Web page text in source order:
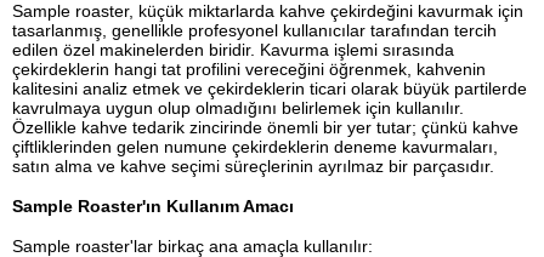
Sample roaster, küçük miktarlarda kahve çekirdeğini kavurmak için
tasarlanmış, genellikle profesyonel kullanıcılar tarafından tercih
edilen özel makinelerden biridir. Kavurma işlemi sırasında
çekirdeklerin hangi tat profilini vereceğini öğrenmek, kahvenin
kalitesini analiz etmek ve çekirdeklerin ticari olarak büyük partilerde
kavrulmaya uygun olup olmadığını belirlemek için kullanılır.
Özellikle kahve tedarik zincirinde önemli bir yer tutar; çünkü kahve
çiftliklerinden gelen numune çekirdeklerin deneme kavurmaları,
satın alma ve kahve seçimi süreçlerinin ayrılmaz bir parçasıdır.
Sample Roaster'ın Kullanım Amacı
Sample roaster'lar birkaç ana amaçla kullanılır: